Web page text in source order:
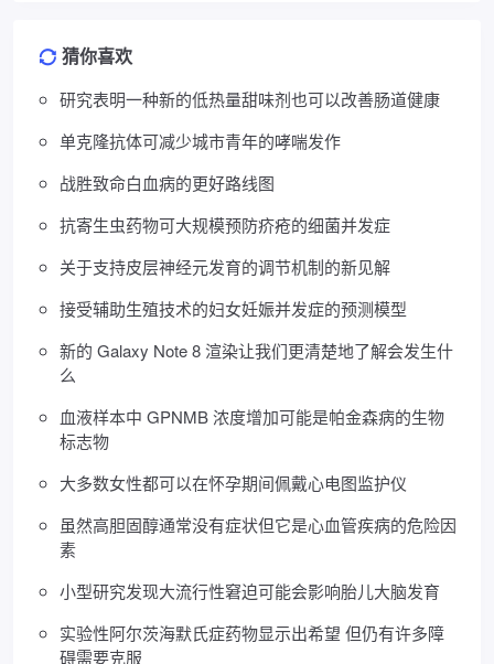
猜你喜欢
研究表明一种新的低热量甜味剂也可以改善肠道健康
单克隆抗体可减少城市青年的哮喘发作
战胜致命白血病的更好路线图
抗寄生虫药物可大规模预防疥疮的细菌并发症
关于支持皮层神经元发育的调节机制的新见解
接受辅助生殖技术的妇女妊娠并发症的预测模型
新的 Galaxy Note 8 渲染让我们更清楚地了解会发生什
么
血液样本中 GPNMB 浓度增加可能是帕金森病的生物
标志物
大多数女性都可以在怀孕期间佩戴心电图监护仪
虽然高胆固醇通常没有症状但它是心血管疾病的危险因
素
小型研究发现大流行性窘迫可能会影响胎儿大脑发育
实验性阿尔茨海默氏症药物显示出希望 但仍有许多障
碍需要克服